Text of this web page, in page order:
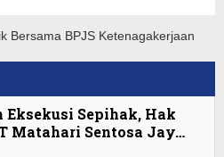
Eksekusi Sepihak, Hak
Matahari Sentosa Jay…